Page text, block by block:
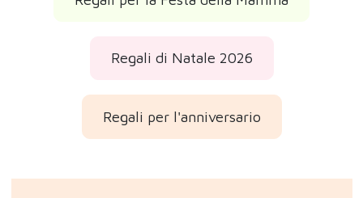
Regali di Natale 2026
Regali per l'anniversario